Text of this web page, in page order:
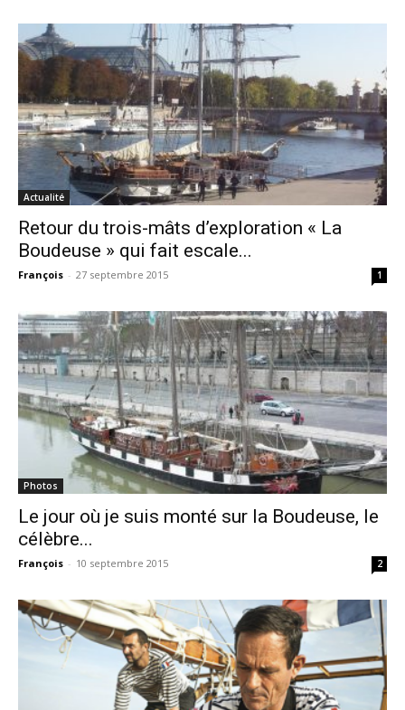
Actualité
Retour du trois-mâts d’exploration « La
Boudeuse » qui fait escale...
François - 27 septembre 2015 1
Photos
Le jour où je suis monté sur la Boudeuse, le
célèbre...
François - 10 septembre 2015 2